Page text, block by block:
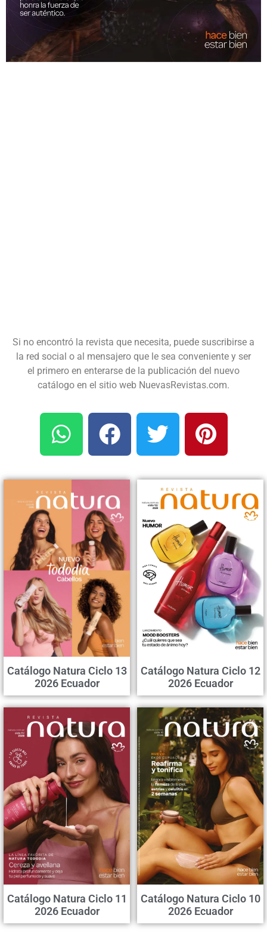
Si no encontró la revista que necesita, puede suscribirse a
la red social o al mensajero que le sea conveniente y ser
el primero en enterarse de la publicación del nuevo
catálogo en el sitio web NuevasRevistas.com.
Catálogo Natura Ciclo 13
2026 Ecuador
Catálogo Natura Ciclo 12
2026 Ecuador
Catálogo Natura Ciclo 11
2026 Ecuador
Catálogo Natura Ciclo 10
2026 Ecuador